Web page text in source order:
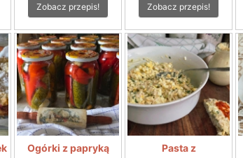
Zobacz przepis! Zobacz przepis!
Ogórki z papryką
Pasta z